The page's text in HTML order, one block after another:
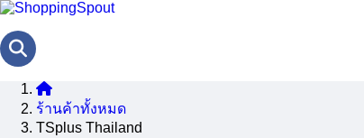
ร้านค้าทั้งหมด
TSplus Thailand